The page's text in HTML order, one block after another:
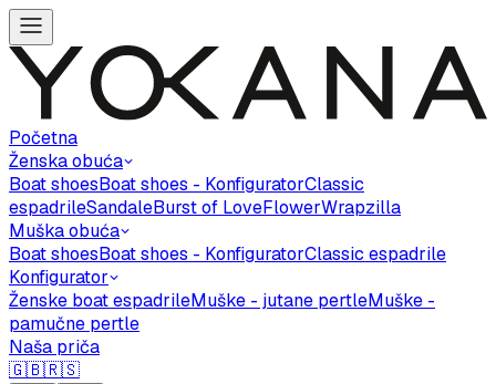
Početna
Ženska obuća
Boat shoesBoat shoes - KonfiguratorClassic
espadrileSandaleBurst of LoveFlowerWrapzilla
Muška obuća
Boat shoesBoat shoes - KonfiguratorClassic espadrile
Konfigurator
Ženske boat espadrileMuške - jutane pertleMuške -
pamučne pertle
Naša priča
🇬🇧🇷🇸